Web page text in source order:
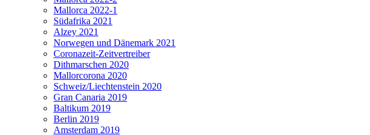
Mallorca 2022-1
Südafrika 2021
Alzey 2021
Norwegen und Dänemark 2021
Coronazeit-Zeitvertreiber
Dithmarschen 2020
Mallorcorona 2020
Schweiz/Liechtenstein 2020
Gran Canaria 2019
Baltikum 2019
Berlin 2019
Amsterdam 2019